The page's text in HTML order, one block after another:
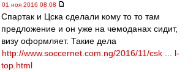
01 ноя 2016 08:08
Спартак и Цска сделали кому то то там
предложение и он уже на чемоданах сидит,
визу оформляет. Такие дела
http://www.soccernet.com.ng/2016/11/csk ... l-
top.html